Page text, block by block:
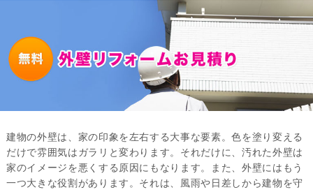
建物の外壁は、家の印象を左右する大事な要素。色を塗り変える
だけで雰囲気はガラリと変わります。それだけに、汚れた外壁は
家のイメージを悪くする原因にもなります。また、外壁にはもう
一つ大きな役割があります。それは、風雨や日差しから建物を守